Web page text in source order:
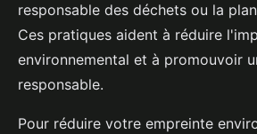
responsable des déchets ou la
Ces pratiques aident à réduire
environnemental et à promouvoir
responsable.
Pour réduire votre empreinte